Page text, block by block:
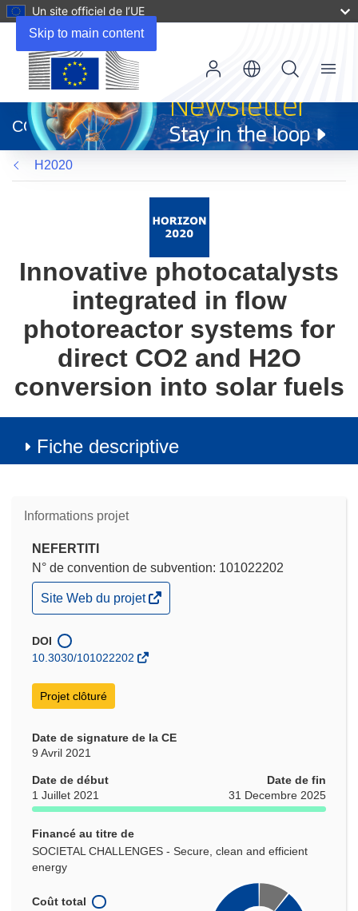
Skip to main content
Un site officiel de l’UE
dans
une
nouvelle
fenêtre)
CORDIS
Menu
H2020
Innovative photocatalysts
integrated in flow
photoreactor systems for
direct CO2 and H2O
conversion into solar fuels
Fiche descriptive
Informations projet
NEFERTITI
N° de convention de subvention: 101022202
(s’ouvre
dans
nouvelle
fenêtre)
Site Web du projet
DOI
10.3030/101022202
Projet clôturé
Date de signature de la CE
9 Avril 2021
Date de début
1 Juillet 2021
Date de fin
31 Decembre 2025
Financé au titre de
SOCIETAL CHALLENGES - Secure, clean and efficient
energy
Coût total